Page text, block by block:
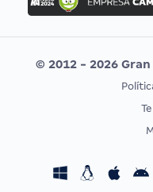
Concurso MPU
Editais publicados
CONCURSOS POR
Concursos Fiscais
© 2012 - 2026